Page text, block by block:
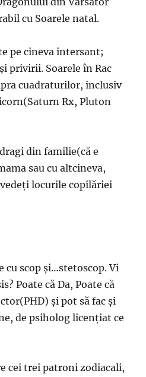
cu Soarele natal.
pe cineva intersant;
privirii. Soarele în Rac
cuadraturilor, inclusiv
Rx, Pluton
din familie(că e
sau cu altcineva,
locurile copilăriei
cu scop şi…stetoscop. Vi
Poate că Da, Poate că
şi pot să fac şi
de psiholog licenţiat ce
cei trei patroni zodiacali,